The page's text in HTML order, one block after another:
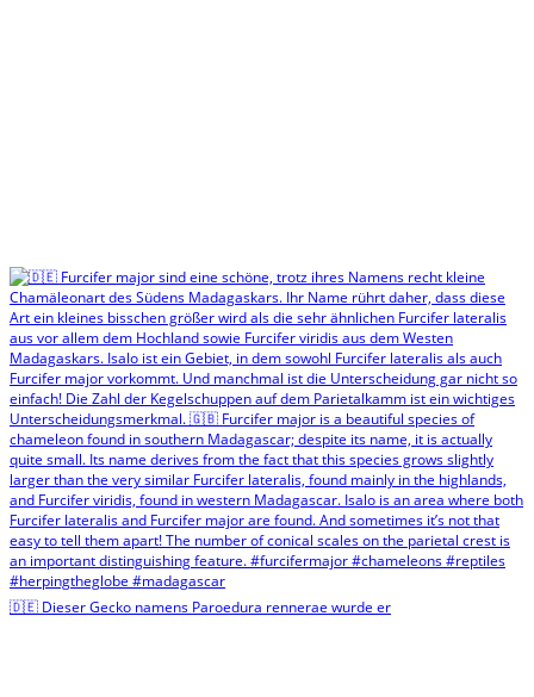
🇩🇪 Dieser Gecko namens Paroedura rennerae wurde er